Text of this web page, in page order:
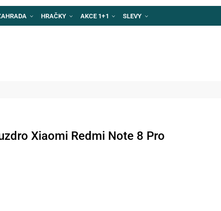
HRAČKY AKCE 1+1 SLEVY
Xiaomi Redmi Note 8 Pro